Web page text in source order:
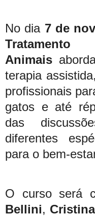
No dia 7 de
Animais
terapia
profissionais
gatos e até
das
diferentes
para o bem-
O curso será
Bellini,